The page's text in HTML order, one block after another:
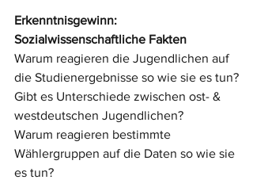
Erkenntnisgewinn:
Sozialwissenschaftliche Fakten
Warum reagieren die Jugendlichen auf
die Studienergebnisse so wie sie es tun?
Gibt es Unterschiede zwischen ost- &
westdeutschen Jugendlichen?
Warum reagieren bestimmte
Wählergruppen auf die Daten so wie sie
es tun?